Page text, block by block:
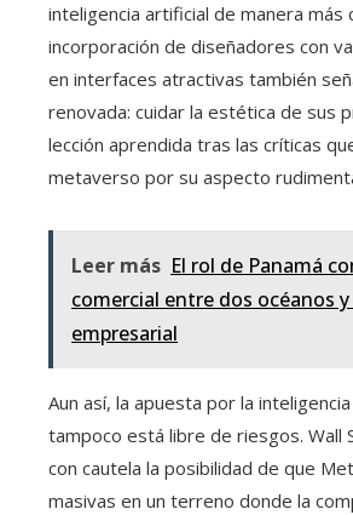
inteligencia artificial de manera más
incorporación de diseñadores con
en interfaces atractivas también
renovada: cuidar la estética de sus
lección aprendida tras las críticas
metaverso por su aspecto
Leer más El rol de Panamá
comercial entre dos océanos
empresarial
Aun así, la apuesta por la
tampoco está libre de riesgos. Wall
con cautela la posibilidad de que
masivas en un terreno donde la